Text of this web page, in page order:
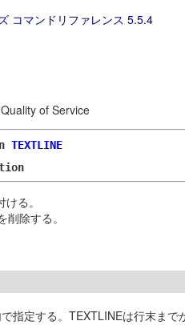
コマンドリファレンス 5.5.4
of Service
TEXTLINE
る。
除する。
指定する。TEXTLINEは行末ま